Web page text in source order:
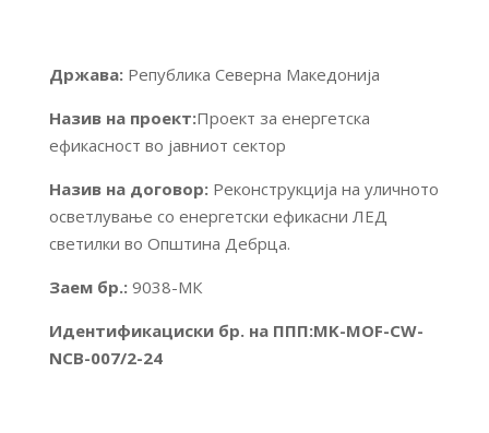
Држава:Република Северна Македонија
Назив на проект:Проект за енергетска
ефикасност во јавниот сектор
Назив на договор:Реконструкција на уличното
осветлување со енергетски ефикасни ЛЕД
светилки во Општина Дебрца.
Заем бр.:9038-МК
Идентификациски бр. на ППП:MK-MOF-CW-
NCB-007/2-24